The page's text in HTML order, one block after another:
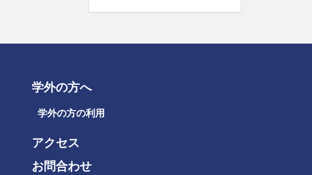
学外の方へ
学外の方の利用
ッ
アクセス
お問合わせ